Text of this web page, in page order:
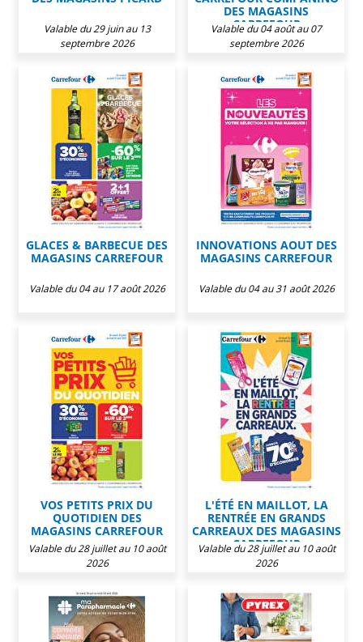
Valable du 29 juin au 13
septembre 2026
DES MAGASINS
CARREFOUR
Valable du 04 août au 07
septembre 2026
GLACES & BARBECUE DES
MAGASINS CARREFOUR
Valable du 04 au 17 août 2026
INNOVATIONS AOUT DES
MAGASINS CARREFOUR
Valable du 04 au 31 août 2026
VOS PETITS PRIX DU
QUOTIDIEN DES
MAGASINS CARREFOUR
Valable du 28 juillet au 10 août
2026
L'ÉTÉ EN MAILLOT, LA
RENTRÉE EN GRANDS
CARREAUX DES MAGASINS
CARREFOUR
Valable du 28 juillet au 10 août
2026